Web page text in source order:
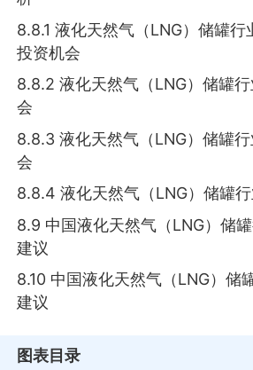
8.8.1 液化天然气（LNG）储罐
投资机会
8.8.2 液化天然气（LNG）储罐
会
8.8.3 液化天然气（LNG）储罐
会
8.8.4 液化天然气（LNG）储罐
8.9 中国液化天然气（LNG）储
建议
8.10 中国液化天然气（LNG）储
建议
图表目录